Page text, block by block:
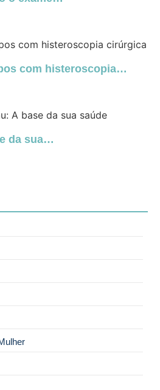
com histeroscopia…
da sua…